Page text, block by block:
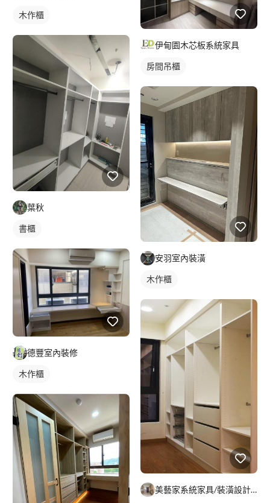
木作櫃
葉秋
書櫃
德豐室內裝修
木作櫃
伊甸園木芯板系統家具
房間吊櫃
安羽室內裝潢
木作櫃
美藝家系統家具/裝潢設計/統包服務